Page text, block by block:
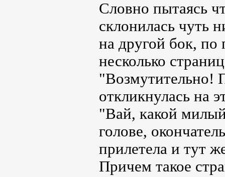
Словно пытаясь
склонилась чуть
на другой бок, по
несколько
"Возмутительно!
откликнулась на
"Вай, какой
голове,
прилетела и тут
Причем такое